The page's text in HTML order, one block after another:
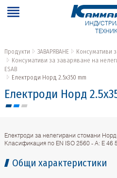
Продукти ЗАВАРЯВАНЕ
Консумативи
Консумативи за заваряване на
ESAB
Електроди Норд 2.5х350 mm
Електроди Норд
Електроди за нелегирани стомани
Класификация по EN ISO 2560 - A: E 46
Общи характеристики